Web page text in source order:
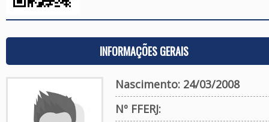
INFORMAÇÕES GERAIS
Nascimento: 24/03/2008
Nº FFERJ: